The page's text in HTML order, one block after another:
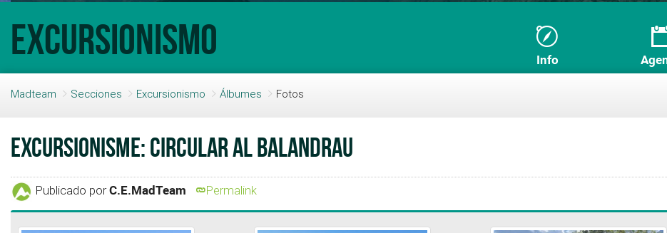
Excursionismo Info
Madteam Secciones Excursionismo Álbumes Fotos
Excursionisme: Circular al Balandrau
Publicado porC.E.MadTeam Permalink